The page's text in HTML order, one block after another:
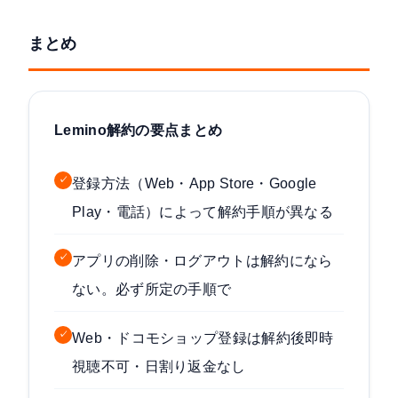
まとめ
Lemino解約の要点まとめ
✓ 登録方法（Web・App Store・Google
Play・電話）によって解約手順が異なる
✓
アプリの削除・ログアウトは解約になら
ない。必ず所定の手順で
✓ Web・ドコモショップ登録は解約後即時
視聴不可・日割り返金なし